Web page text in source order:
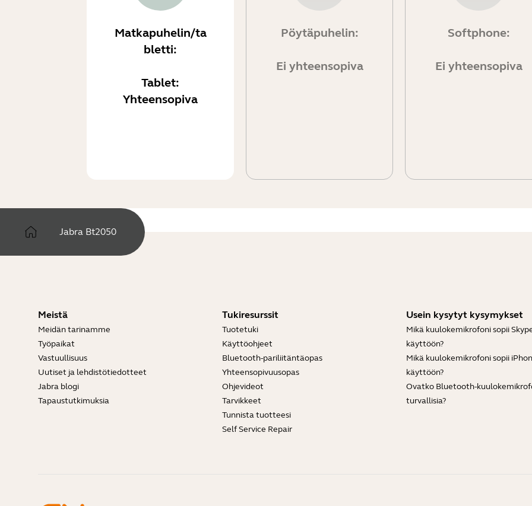
Matkapuhelin/ta
bletti:
Tablet:
Yhteensopiva
Pöytäpuhelin:
Ei yhteensopiva
Softphone:
Ei yhteensopiva
Jabra Bt2050
Meistä
Meidän tarinamme
Työpaikat
Vastuullisuus
Uutiset ja lehdistötiedotteet
Jabra blogi
Tapaustutkimuksia
Tukiresurssit
Tuotetuki
Käyttöohjeet
Bluetooth-pariliitäntäopas
Yhteensopivuusopas
Ohjevideot
Tarvikkeet
Tunnista tuotteesi
Self Service Repair
Usein kysytyt kysymykset
Mikä kuulokemikrofoni sopii
käyttöön?
Mikä kuulokemikrofoni sopii
käyttöön?
Ovatko Bluetooth-
turvallisia?